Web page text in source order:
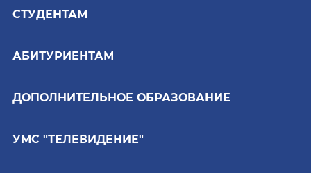
СТУДЕНТАМ
АБИТУРИЕНТАМ
ДОПОЛНИТЕЛЬНОЕ ОБРАЗОВАНИЕ
УМС "ТЕЛЕВИДЕНИЕ"